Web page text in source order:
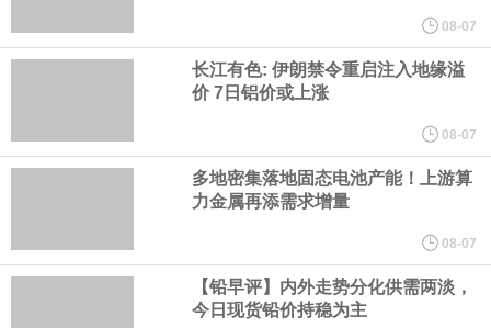
心技术等多项已商业化应用的核心技术并已应用于公司的高性能通
用人形机器人、四足机器人等产品。
美国总统特朗普6日否认他对国防部长赫格塞思不满，称对赫格塞思
所做的工作“非常满意”。特朗普在社交媒体上发帖称，一些媒体有关
他与赫格塞思就弹药短缺问题发生冲突的报道是“完全没有根据的谣
言”，他对赫格塞思所做的工作“非常满意”。
08-07
长江有色: 伊朗禁令重启注入地缘溢
价 7日铝价或上涨
08-07
多地密集落地固态电池产能！上游算
力金属再添需求增量
08-07
【铅早评】内外走势分化供需两淡，
今日现货铅价持稳为主